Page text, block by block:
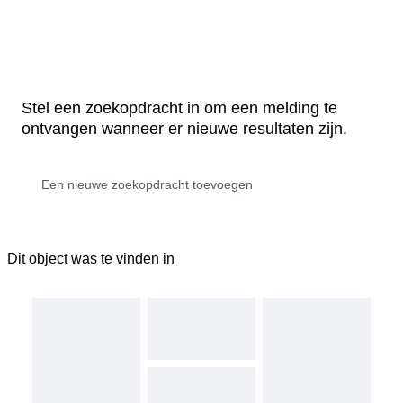
Stel een zoekopdracht in om een melding te
ontvangen wanneer er nieuwe resultaten zijn.
Dit object was te vinden in